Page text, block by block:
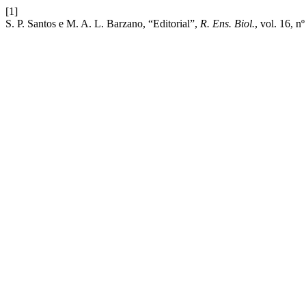
[1]
S. P. Santos e M. A. L. Barzano, “Editorial”, R. Ens. Biol., vol. 16,